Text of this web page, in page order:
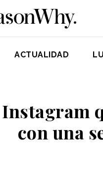
ACTUALIDAD
Instagram
con una